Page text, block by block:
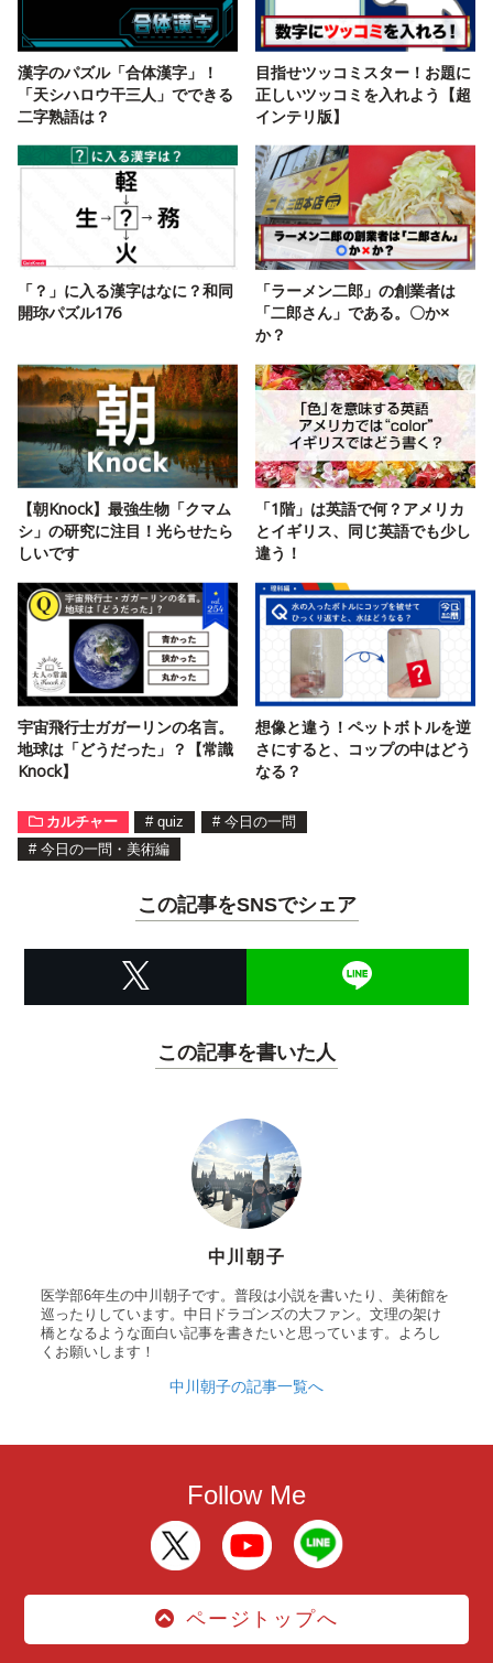
漢字のパズル「合体漢字」！
「天シハロウ干三人」でできる
二字熟語は？
目指せツッコミスター！お題に
正しいツッコミを入れよう【超
インテリ版】
「？」に入る漢字はなに？和同
開珎パズル176
「ラーメン二郎」の創業者は
「二郎さん」である。〇か×
か？
【朝Knock】最強生物「クマム
シ」の研究に注目！光らせたら
しいです
「1階」は英語で何？アメリカ
とイギリス、同じ英語でも少し
違う！
宇宙飛行士ガガーリンの名言。
地球は「どうだった」？【常識
Knock】
想像と違う！ペットボトルを逆
さにすると、コップの中はどう
なる？
カルチャー # quiz # 今日の一問
# 今日の一問・美術編
この記事をSNSでシェア
この記事を書いた人
中川朝子
医学部6年生の中川朝子です。普段は小説を書いたり、美術館を
巡ったりしています。中日ドラゴンズの大ファン。文理の架け
橋となるような面白い記事を書きたいと思っています。よろし
くお願いします！
中川朝子の記事一覧へ
Follow Me
ページトップへ